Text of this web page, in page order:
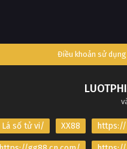
Điều khoản sử dụng
Lá số tử vi/ XX88